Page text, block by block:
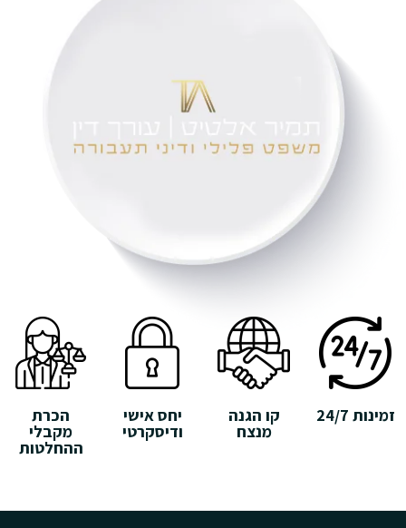
זמינות 24/7 קו הגנה
מנצח
יחס אישי
ודיסקרטי
הכרת
מקבלי
ההחלטות